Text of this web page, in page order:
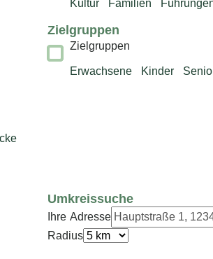
Kultur Familien
Zielgruppen
Zielgruppen
Erwachsene Kinder
Umkreissuche
Ihre Adresse
Radius